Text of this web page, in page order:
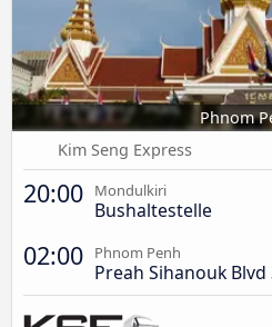
Phnom
Kim Seng Express
20:00 Mondulkiri
Bushaltestelle
02:00 Phnom Penh
Preah Sihanouk Blvd